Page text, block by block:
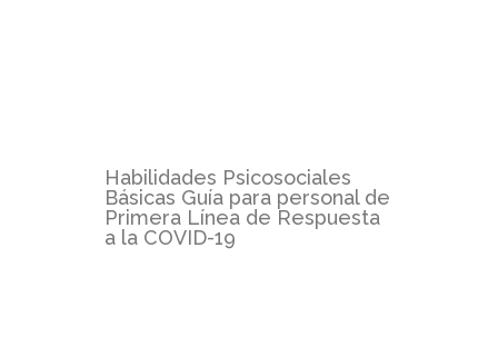
Habilidades Psicosociales
Básicas Guía para personal de
Primera Línea de Respuesta
a la COVID-19